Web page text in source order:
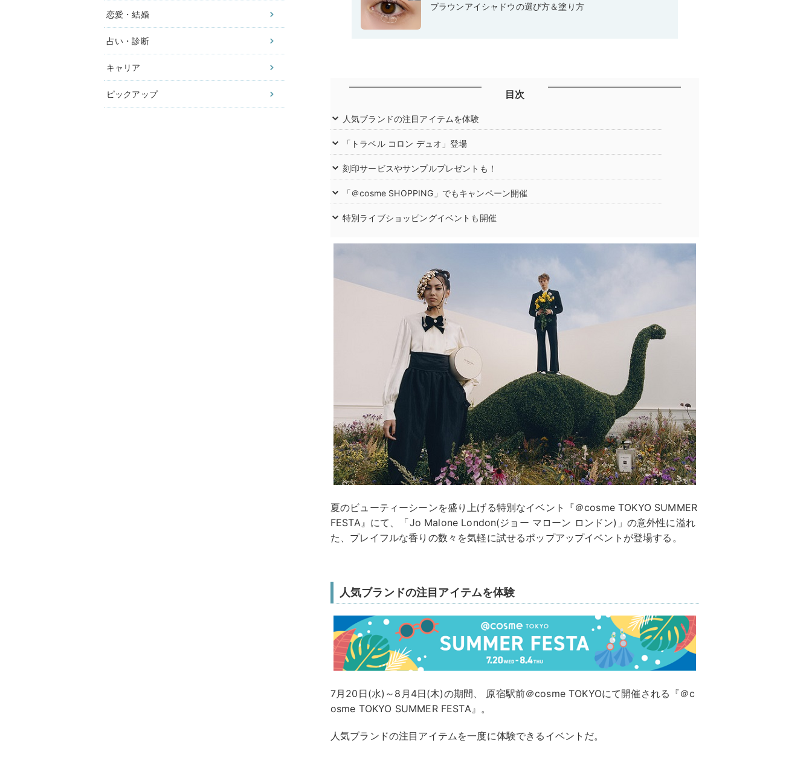
恋愛・結婚
占い・診断
キャリア
ピックアップ
ブラウンアイシャドウの選び方＆塗り方
目次
人気ブランドの注目アイテムを体験
「トラベル コロン デュオ」登場
刻印サービスやサンプルプレゼントも！
「＠cosme SHOPPING」でもキャンペーン開催
特別ライブショッピングイベントも開催
夏のビューティーシーンを盛り上げる特別なイベント『＠cosme TOKYO SUMMER
FESTA』にて、「Jo Malone London(ジョー マローン ロンドン)」の意外性に溢れ
た、プレイフルな香りの数々を気軽に試せるポップアップイベントが登場する。
人気ブランドの注目アイテムを体験
7月20日(水)～8月4日(木)の期間、 原宿駅前＠cosme TOKYOにて開催される『＠c
osme TOKYO SUMMER FESTA』。
人気ブランドの注目アイテムを一度に体験できるイベントだ。